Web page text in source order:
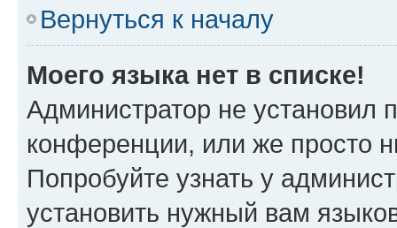
Вернуться к началу
Моего языка нет в списке!
Администратор не установил
конференции, или же просто
Попробуйте узнать у
установить нужный вам